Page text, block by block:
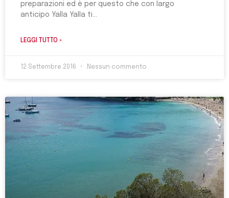
preparazioni ed è per questo che con largo
anticipo Yalla Yalla ti
LEGGI TUTTO »
12 Settembre 2016 Nessun commento